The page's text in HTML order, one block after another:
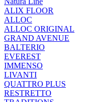
ALIX FLOOR
ALLOC
ALLOC ORIGINAL
GRAND AVENUE
BALTERIO
EVEREST
IMMENSO
LIVANTI
QUATTRO PLUS
RESTRETTO